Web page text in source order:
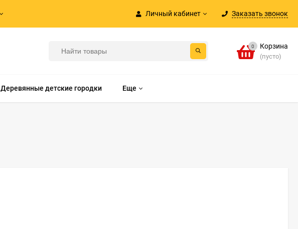
Личный кабинет Заказать звонок
0 Корзина
(пусто)
Деревянные детские городки Еще